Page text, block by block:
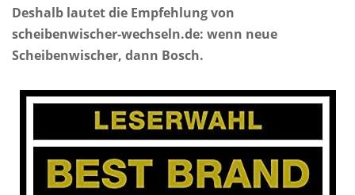
Deshalb lautet die Empfehlung von
scheibenwischer-wechseln.de: wenn neue
Scheibenwischer, dann Bosch.